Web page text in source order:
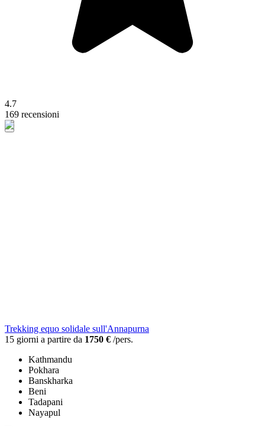
4.7
169 recensioni
Trekking equo solidale sull'Annapurna
15 giorni a partire da 1750 € /pers.
Kathmandu
Pokhara
Banskharka
Beni
Tadapani
Nayapul